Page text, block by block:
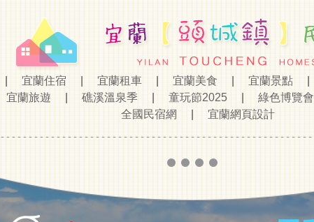
宜蘭住宿 宜蘭租車 宜蘭美食 宜蘭景點
宜蘭旅遊 礁溪溫泉季 童玩節2025 綠色博覽會
全國民宿網
宜蘭網頁設計